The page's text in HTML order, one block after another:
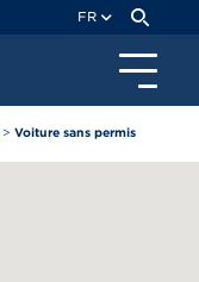
FR
> Voiture sans permis